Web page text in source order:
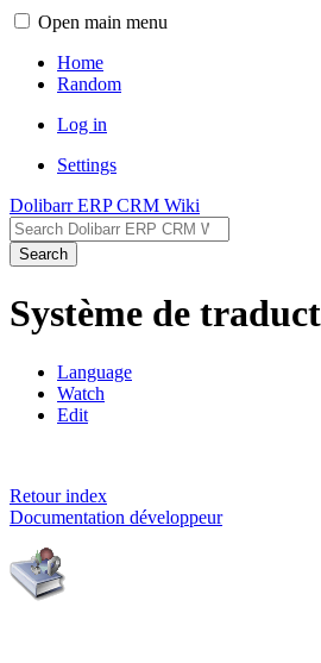
Open main menu
Home
Random
Log in
Settings
Dolibarr ERP CRM Wiki
Search
Système de
Language
Watch
Edit
Retour index
Documentation développeur